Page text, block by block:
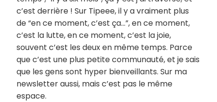
c’est derrière ! Sur Tipeee, il y a vraiment plus
de “en ce moment, c’est ça…”, en ce moment,
c’est la lutte, en ce moment, c’est la joie,
souvent c’est les deux en même temps. Parce
que c’est une plus petite communauté, et je sais
que les gens sont hyper bienveillants. Sur ma
newsletter aussi, mais c’est pas le même
espace.